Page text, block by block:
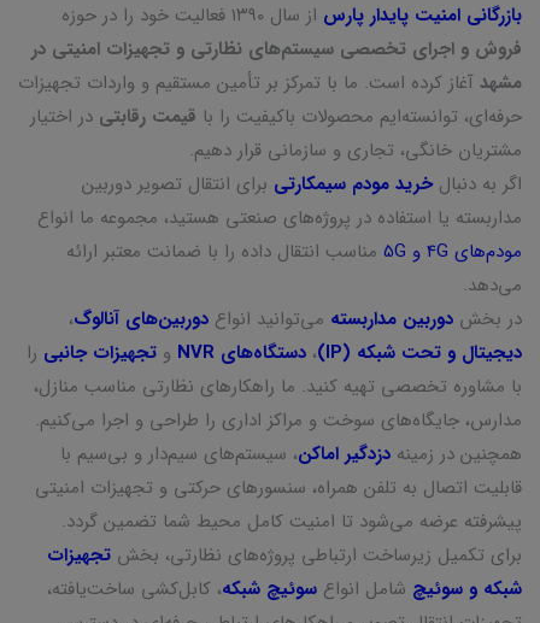
بازرگانی امنیت پایدار پارس از سال ۱۳۹۰ فعالیت خود را در حوزه
فروش و اجرای تخصصی سیستم‌های نظارتی و تجهیزات امنیتی در
مشهد آغاز کرده است. ما با تمرکز بر تأمین مستقیم و واردات تجهیزات
حرفه‌ای، توانسته‌ایم محصولات باکیفیت را با قیمت رقابتی در اختیار
مشتریان خانگی، تجاری و سازمانی قرار دهیم.
اگر به دنبالخرید مودم سیمکارتی برای انتقال تصویر دوربین
مداربسته یا استفاده در پروژه‌های صنعتی هستید، مجموعه ما انواع
مودم‌های 4G و 5G
مناسب انتقال داده را با ضمانت معتبر ارائه
می‌دهد.
در بخش دوربین مداربسته می‌توانید انواع دوربین‌های آنالوگ،
دیجیتال و تحت شبکه (IP)
، دستگاه‌های NVR و تجهیزات جانبی را
با مشاوره تخصصی تهیه کنید. ما راهکارهای نظارتی مناسب منازل،
مدارس، جایگاه‌های سوخت و مراکز اداری را طراحی و اجرا می‌کنیم.
همچنین در زمینه دزدگیر اماکن، سیستم‌های سیم‌دار و بی‌سیم با
قابلیت اتصال به تلفن همراه، سنسورهای حرکتی و تجهیزات امنیتی
پیشرفته عرضه می‌شود تا امنیت کامل محیط شما تضمین گردد.
برای تکمیل زیرساخت ارتباطی پروژه‌های نظارتی، بخش تجهیزات
شبکه و سوئیچ شامل انواع سوئیچ شبکه، کابل‌کشی ساخت‌یافته،